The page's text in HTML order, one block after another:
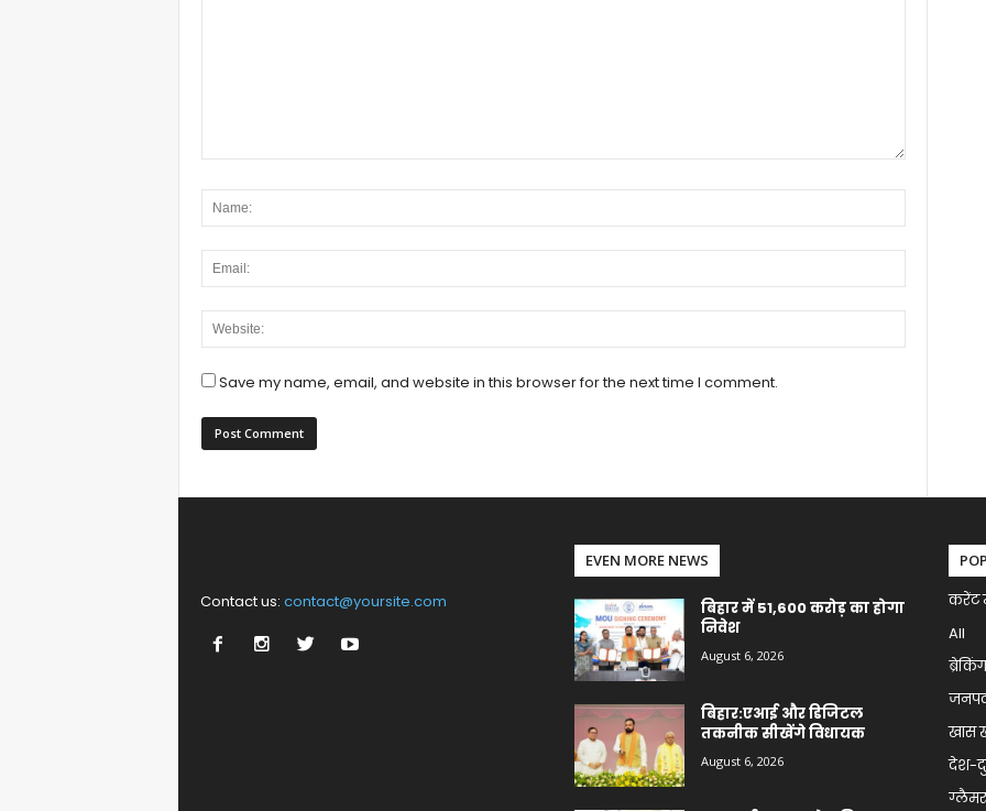
Save my name, email, and website in this browser for the next time I comment.
Contact us: contact@yoursite.com
EVEN MORE NEWS
बिहार में 51,600 करोड़ का होगा
निवेश
August 6, 2026
बिहार:एआई और डिजिटल
तकनीक सीखेंगे विधायक
August 6, 2026
करेंट
All
खास
देश-
ग्लैमर